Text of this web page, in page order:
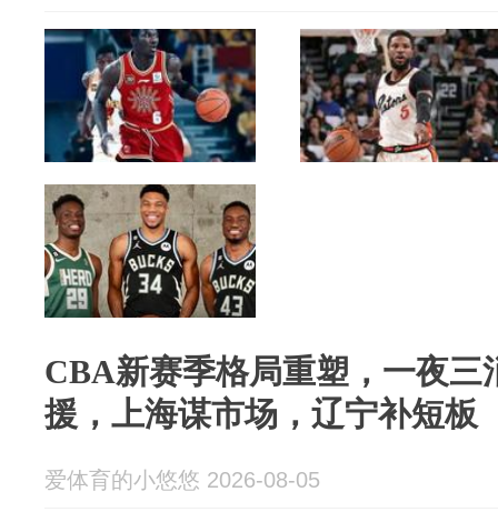
CBA新赛季格局重塑，一夜三
援，上海谋市场，辽宁补短板
爱体育的小悠悠 2026-08-05